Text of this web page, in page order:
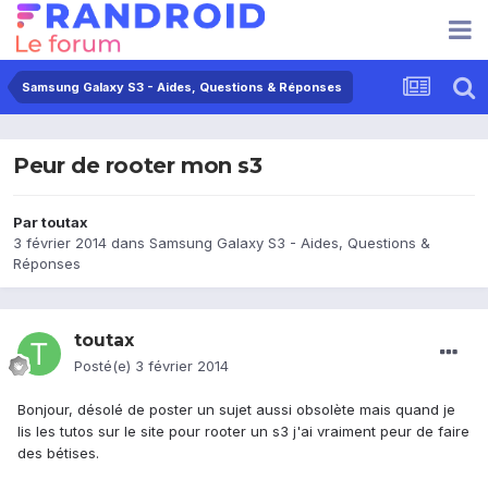
Samsung Galaxy S3 - Aides, Questions & Réponses
Peur de rooter mon s3
Partoutax
3 février 2014 dans Samsung Galaxy S3 - Aides, Questions &
Réponses
toutax
Posté(e) 3 février 2014
Bonjour, désolé de poster un sujet aussi obsolète mais quand je
lis les tutos sur le site pour rooter un s3 j'ai vraiment peur de faire
des bétises.